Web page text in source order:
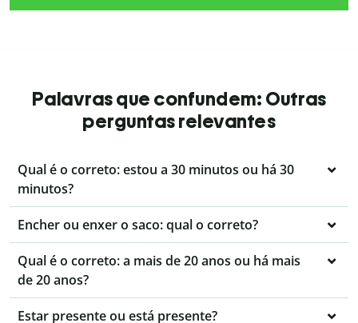
Palavras que confundem: Outras
perguntas relevantes
Qual é o correto: estou a 30 minutos ou há 30
minutos?
Encher ou enxer o saco: qual o correto?
Qual é o correto: a mais de 20 anos ou há mais
de 20 anos?
Estar presente ou está presente?